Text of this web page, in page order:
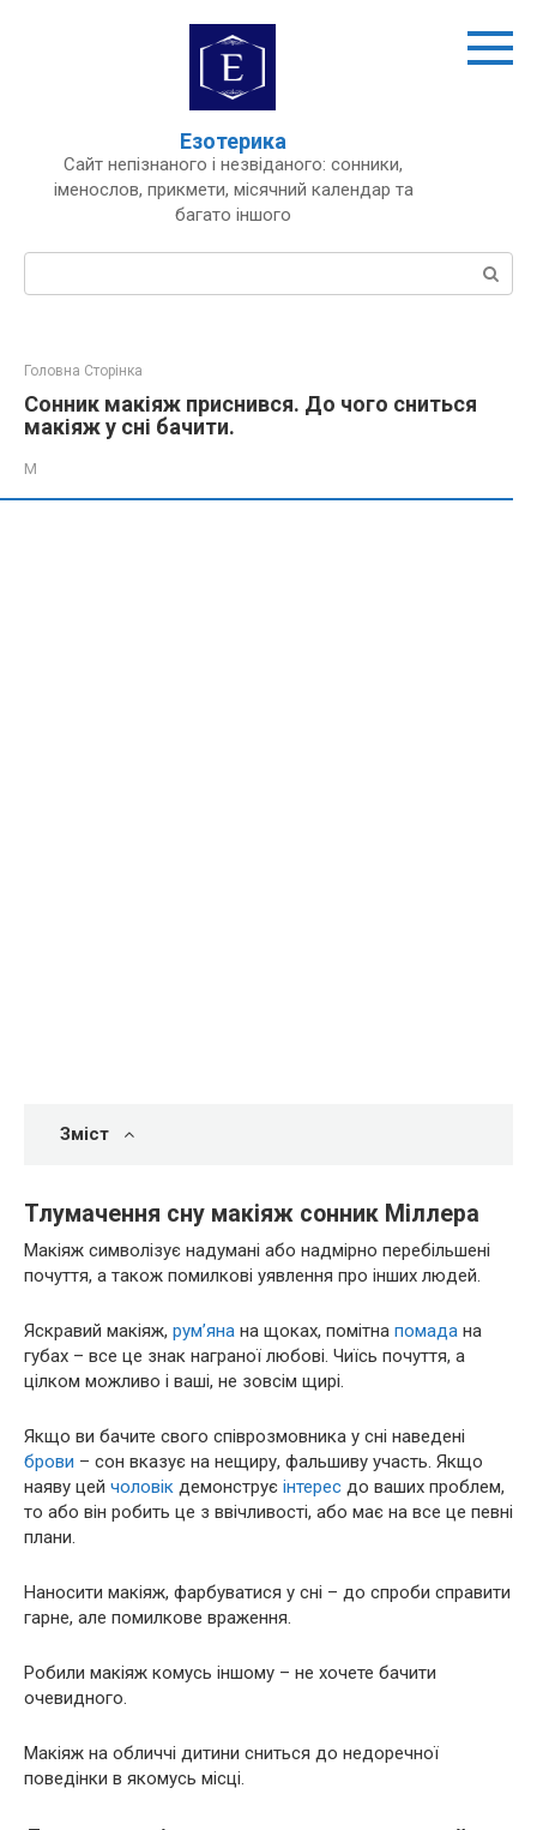
Езотерика
Сайт непізнаного і незвіданого: сонники,
іменослов, прикмети, місячний календар та
багато іншого
Пошук:
Головна Сторінка
Сонник макіяж приснився. До чого сниться
макіяж у сні бачити.
М
Зміст
Тлумачення сну макіяж сонник Міллера
Макіяж символізує надумані або надмірно перебільшені
почуття, а також помилкові уявлення про інших людей.
Яскравий макіяж, рум’яна на щоках, помітна помада на
губах – все це знак награної любові. Чиїсь почуття, а
цілком можливо і ваші, не зовсім щирі.
Якщо ви бачите свого співрозмовника у сні наведені
брови – сон вказує на нещиру, фальшиву участь. Якщо
наяву цей чоловік демонструє інтерес до ваших проблем,
то або він робить це з ввічливості, або має на все це певні
плани.
Наносити макіяж, фарбуватися у сні – до спроби справити
гарне, але помилкове враження.
Робили макіяж комусь іншому – не хочете бачити
очевидного.
Макіяж на обличчі дитини сниться до недоречної
поведінки в якомусь місці.